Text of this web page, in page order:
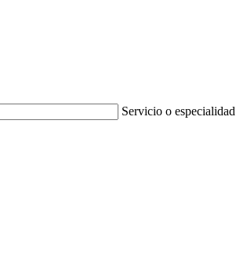
Servicio o especialidad